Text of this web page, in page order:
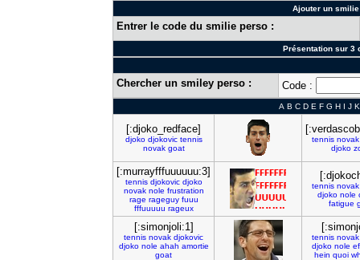
Ajouter un
Entrer le code du smilie perso :
Présentation sur 3
Chercher un smiley perso : Code :
A B C D E F G H I J K
[:djoko_redface]
djoko djokovic tennis
novak goat
tennis novak
djoko
[:murrayfffuuuuuu:3]
tennis djokovic djoko
novak nole frustration
rage rageguy fuuu
fffuuuuu rageux
tennis novak
djoko nole
fatigue
[:simonjoli:1]
tennis novak djokovic
djoko nole ahah amortie
goat
tennis novak
djoko nole
hein quoi